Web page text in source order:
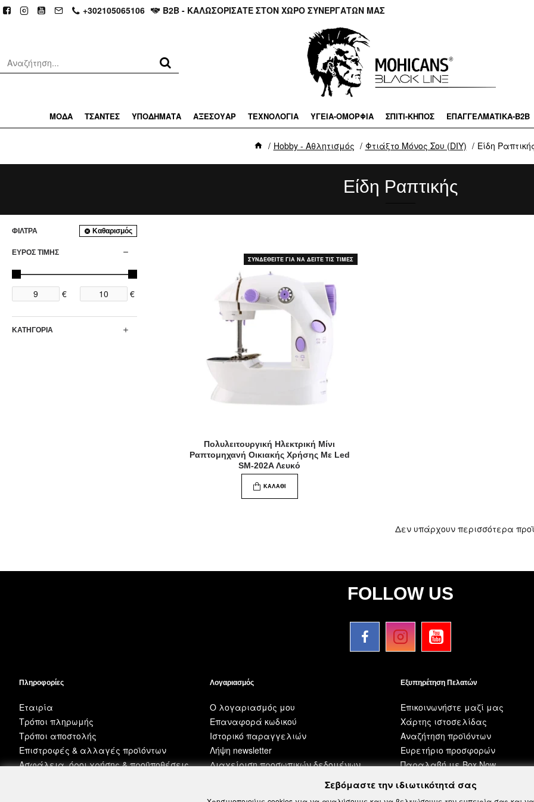
+302105065106 Β2Β - ΚΑΛΩΣΟΡΙΣΑΤΕ ΣΤΟΝ ΧΩΡΟ ΣΥΝΕΡΓΑΤΩΝ ΜΑΣ
ΜΟΔΑ ΤΣΑΝΤΕΣ ΥΠΟΔΗΜΑΤΑ ΑΞΕΣΟΥΑΡ ΤΕΧΝΟΛΟΓΙΑ ΥΓΕΙΑ-ΟΜΟΡΦΙΑ ΣΠΙΤΙ-ΚΗΠΟΣ ΕΠΑΓΓΕΛΜΑΤΙΚA-B2B
Hobby - Αθλητισμός Φτιάξτο Μόνος Σου (DIY) Είδη
Είδη Ραπτικής
ΦΊΛΤΡΑ Καθαρισμός
ΕΥΡΟΣ ΤΙΜΗΣ
€ €
ΚΑΤΗΓΟΡΙΑ
ΣΥΝΔΕΘΕΙΤΕ ΓΙΑ ΝΑ ΔΕΙΤΕ ΤΙΣ ΤΙΜΕΣ
Πολυλειτουργική Ηλεκτρική Μίνι
Ραπτομηχανή Οικιακής Χρήσης Με Led
SM-202A Λευκό
ΚΑΛΆΘΙ
Δεν υπάρχουν περισσότερα
FOLLOW US
Πληροφορίες
Εταιρία
Τρόποι πληρωμής
Τρόποι αποστολής
Επιστροφές & αλλαγές προϊόντων
Ασφάλεια, όροι χρήσης & προϋποθέσεις
Λογαριασμός
Ο λογαριασμός μου
Επαναφορά κωδικού
Ιστορικό παραγγελιών
Λήψη newsletter
Διαχείριση προσωπικών δεδομένων
Εξυπηρέτηση Πελατών
Επικοινωνήστε μαζί μας
Χάρτης ιστοσελίδας
Αναζήτηση προϊόντων
Ευρετήριο προσφορών
Παραλαβή με Box Now
Σεβόμαστε την ιδιωτικότητά σας